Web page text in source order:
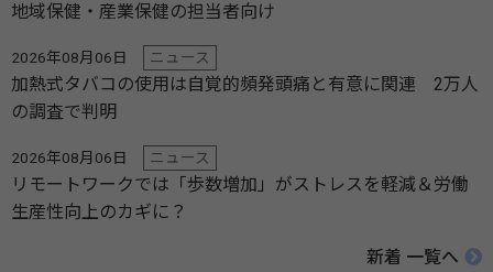
地域保健・産業保健の担当者向け
2026年08月06日 ニュース
加熱式タバコの使用は自覚的頻発頭痛と有意に関連 2万人
の調査で判明
2026年08月06日 ニュース
リモートワークでは「歩数増加」がストレスを軽減＆労働
生産性向上のカギに？
新着 一覧へ